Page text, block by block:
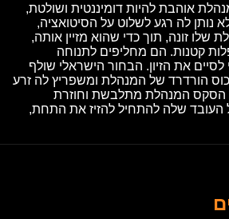
אוהבת להיות דומיננטית ושולטת,
נותן לה רגע לשלוט על הסיטואציה,
שלו זונה, תוך כדי שהוא מזיין אותה,
קטנות. הם מחליפים לתנוחה
לסיים את הזיון. הבחור הישראלי שולף
הורדרד של המנהלת ומשפריץ לה זרע
הסקס המנהלת מתלבשת וחוזרת
העובד שלה להתחיל להזיז את התחת,